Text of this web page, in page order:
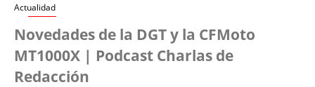
Actualidad
Novedades de la DGT y la CFMoto
MT1000X | Podcast Charlas de
Redacción